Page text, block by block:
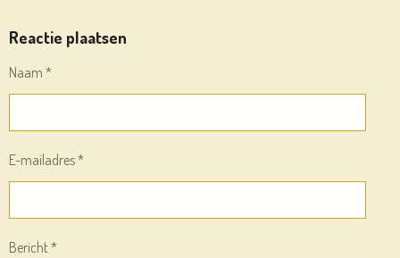
E
N
L
R
E
E
N
Reactie plaatsen
Naam *
E-mailadres *
Bericht *